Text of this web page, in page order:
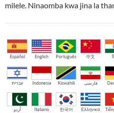
milele. Ninaomba kwa jina la
Español English Português 中文
עברית Indonesia Kiswahili فارسی
اُردو Italiano 한국어 Ελληνικά